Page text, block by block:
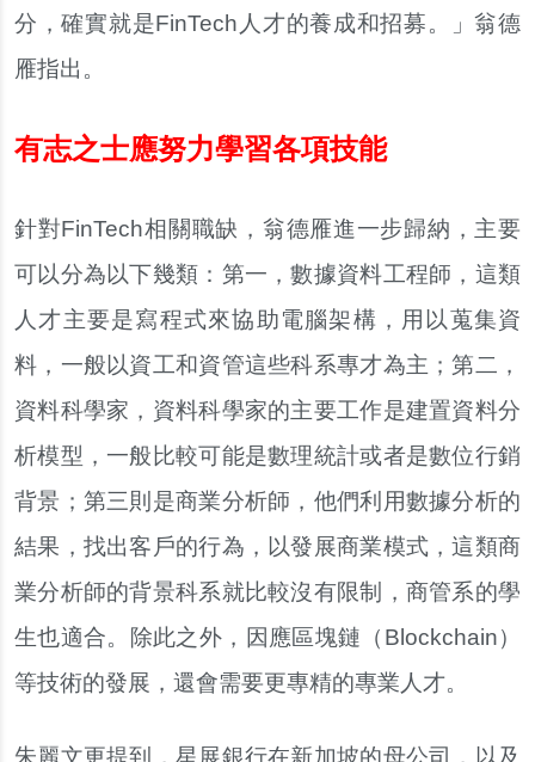
分，確實就是FinTech人才的養成和招募。」翁德
雁指出。
有志之士應努力學習各項技能
針對FinTech相關職缺，翁德雁進一步歸納，主要
可以分為以下幾類：第一，數據資料工程師，這類
人才主要是寫程式來協助電腦架構，用以蒐集資
料，一般以資工和資管這些科系專才為主；第二，
資料科學家，資料科學家的主要工作是建置資料分
析模型，一般比較可能是數理統計或者是數位行銷
背景；第三則是商業分析師，他們利用數據分析的
結果，找出客戶的行為，以發展商業模式，這類商
業分析師的背景科系就比較沒有限制，商管系的學
生也適合。除此之外，因應區塊鏈（Blockchain）
等技術的發展，還會需要更專精的專業人才。
朱麗文更提到，星展銀行在新加坡的母公司，以及